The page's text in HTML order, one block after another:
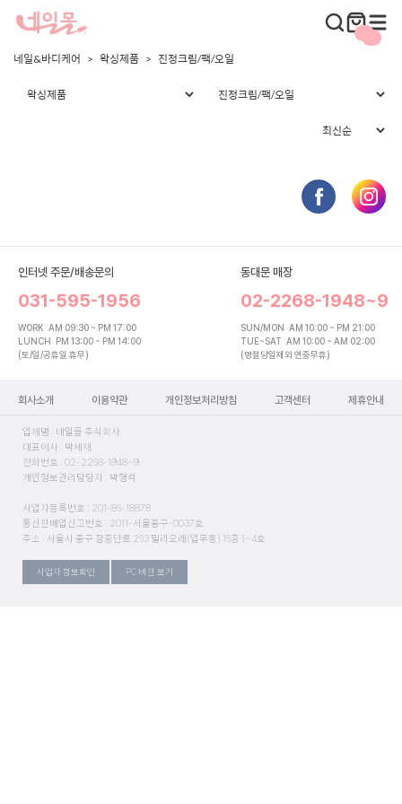
네일&바디케어 왁싱제품 진정크림/팩/오일
인터넷 주문/배송문의
031-595-1956
WORK AM 09:30 ~ PM 17:00
LUNCH PM 13:00 ~ PM 14:00
(토/일/공휴일 휴무)
동대문 매장
02-2268-1948~9
SUN/MON AM 10:00 ~ PM 21:00
TUE~SAT AM 10:00 ~ AM 02:00
(명절당일제외 연중무휴)
회사소개 이용약관 개인정보처리방침 고객센터 제휴안내
업체명 : 네일몰 주식회사
대표이사 : 박세재
전화번호 : 02-2268-1948~9
개인정보관리담당자 : 박형석
사업자등록번호 : 201-86-18878
통신판매업신고번호 : 2011-서울중구-0037호
주소 : 서울시 중구 장충단로 263 밀리오레(업무동) 16층 1~4호
사업자 정보확인 PC 버전 보기